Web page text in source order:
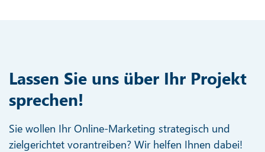
Lassen Sie uns über Ihr Projekt
sprechen!
Sie wollen Ihr Online-Marketing strategisch und
zielgerichtet vorantreiben? Wir helfen Ihnen dabei!